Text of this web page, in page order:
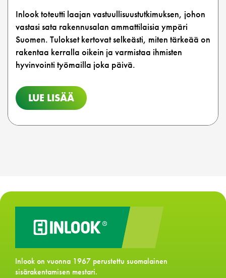
Inlook toteutti laajan vastuullisuustutkimuksen, johon
vastasi sata rakennusalan ammattilaisia ympäri
Suomen. Tulokset kertovat selkeästi, miten tärkeää on
rakentaa kerralla oikein ja varmistaa ihmisten
hyvinvointi työmailla joka päivä.
LUE LISÄÄ
Inlook on vuonna 1967 perustettu suomalainen
sisärakentamisen mestari.